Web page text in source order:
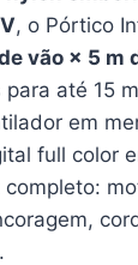
, o Pórtico
vão × 5 m
até 15
em
full color